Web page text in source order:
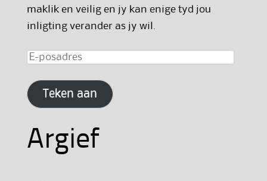
maklik en veilig en jy kan enige tyd jou
inligting verander as jy wil.
E-
Teken aan
Argief